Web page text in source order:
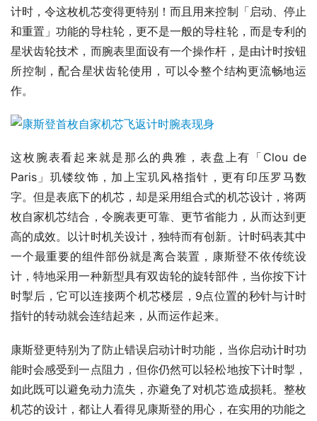
计时，令这枚机芯变得更特别！而且用来控制「启动、停止
和重置」功能的导柱轮，更不是一般的导柱轮，而是专利的
星状齿轮技术，而腕表里面设有一个操作杆，是由计时按钮
所控制，配合星状齿轮使用，可以令整个结构更流畅地运
作。
这枚腕表看起来就是那么的典雅，表盘上有「Clou de
Paris」玑镂纹饰，加上宝玑风格指针，更有印压罗马数
字。但是表底下的机芯，却是采用组合式的机芯设计，将两
枚自家机芯结合，令腕表更可靠、更节省能力，从而达到更
高的成效。以计时机关设计，独特而有创新。计时码表其中
一个最重要的组件部份就是离合装置，康斯登不依传统设
计，特地采用一种新型具有双齿轮的旋转部件，当你按下计
时掣后，它可以连接两个机芯楼层，9点位置的秒针与计时
指针的转动就会连结起来，从而运作起来。
康斯登更特别为了防止错误启动计时功能，当你启动计时功
能时会感受到一点阻力，但你仍然可以轻松地按下计时掣，
如此既可以避免动力流失，亦避免了对机芯造成损耗。整枚
机芯的设计，都让人看得见康斯登的用心，在实用的功能之